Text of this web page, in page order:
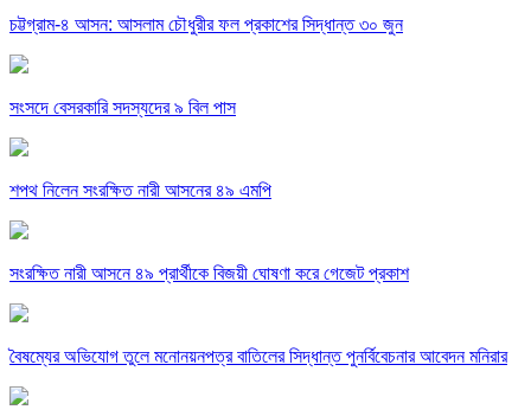
চট্টগ্রাম-৪ আসন: আসলাম চৌধুরীর ফল প্রকাশের সিদ্ধান্ত ৩০ জুন
সংসদে বেসরকারি সদস্যদের ৯ বিল পাস
শপথ নিলেন সংরক্ষিত নারী আসনের ৪৯ এমপি
সংরক্ষিত নারী আসনে ৪৯ প্রার্থীকে বিজয়ী ঘোষণা করে গেজেট প্রকাশ
বৈষম্যের অভিযোগ তুলে মনোনয়নপত্র বাতিলের সিদ্ধান্ত পুনর্বিবেচনার আবেদন মনিরার